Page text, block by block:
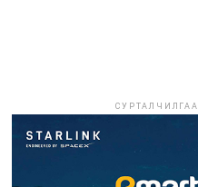
СУРТАЛЧИЛГАА